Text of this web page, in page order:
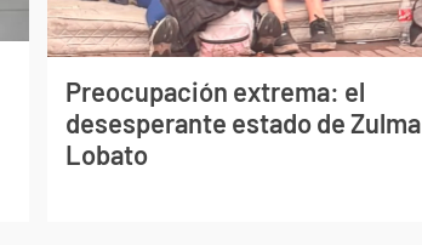
Preocupación extrema: el
desesperante estado de Zulma
Lobato